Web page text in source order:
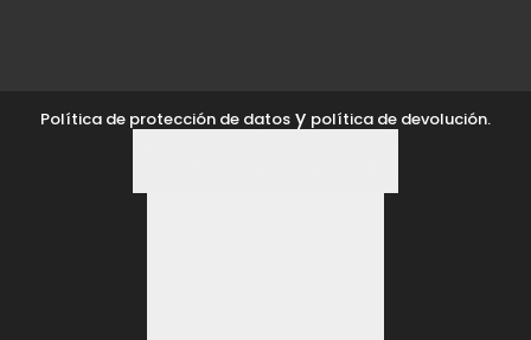
Política de protección de datos y política de devolución.